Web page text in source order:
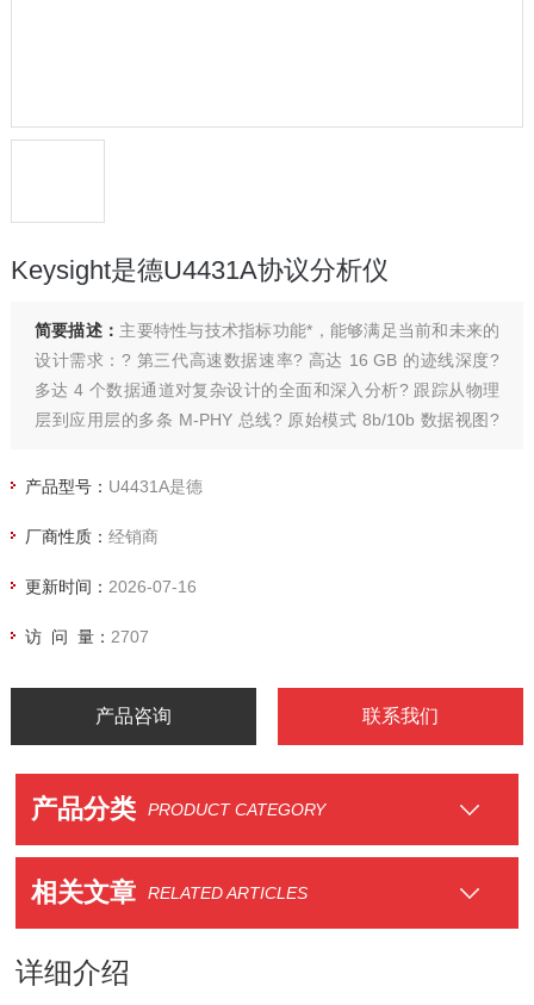
Keysight是德U4431A协议分析仪
简要描述： ​主要特性与技术指标功能*，能够满足当前和未来的
设计需求：? 第三代高速数据速率? 高达 16 GB 的迹线深度?
多达 4 个数据通道对复杂设计的全面和深入分析? 跟踪从物理
层到应用层的多条 M-PHY 总线? 原始模式 8b/10b 数据视图?
产品型号： U4431A是德
厂商性质： 经销商
更新时间： 2026-07-16
访 问 量： 2707
产品咨询 联系我们
产品分类 PRODUCT CATEGORY
相关文章 RELATED ARTICLES
详细介绍